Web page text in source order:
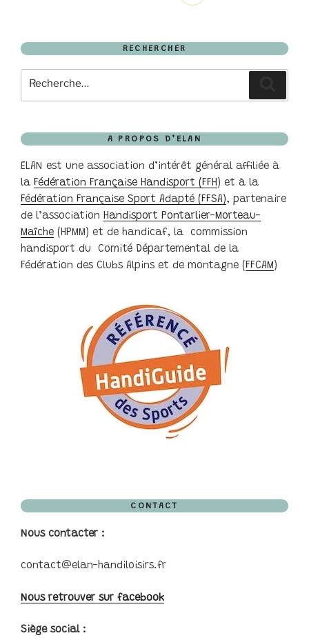
RECHERCHER
A PROPOS D’ELAN
ELAN est une association d’intérêt général affiliée à
la Fédération Française Handisport (FFH ) et à la
Fédération Française Sport Adapté (FFSA), partenaire
de l’association Handisport Pontarlier-Morteau-
Maîche (HPMM) et de handicaf, la commission
handisport du Comité Départemental de la
Fédération des Clubs Alpins et de montagne (FFCAM )
CONTACT
Nous contacter :
contact@elan-handiloisirs.fr
Nous retrouver sur facebook
Siège social :